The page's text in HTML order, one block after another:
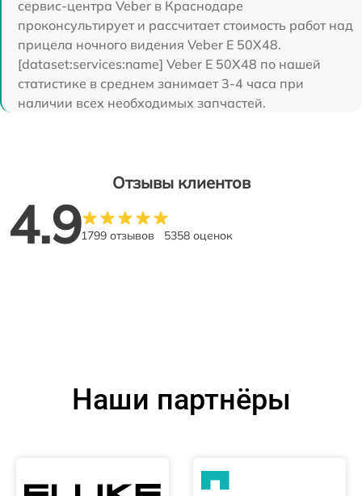
сервис-центра Veber в Краснодаре
проконсультирует и рассчитает стоимость работ над
прицела ночного видения Veber E 50X48.
[dataset:services:name] Veber E 50X48 по нашей
статистике в среднем занимает 3-4 часа при
наличии всех необходимых запчастей.
Отзывы клиентов
4.91799 отзывов 5358 оценок
Наши партнёры